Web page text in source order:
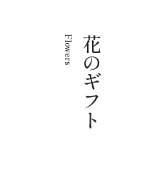
花のギフト
Flowers